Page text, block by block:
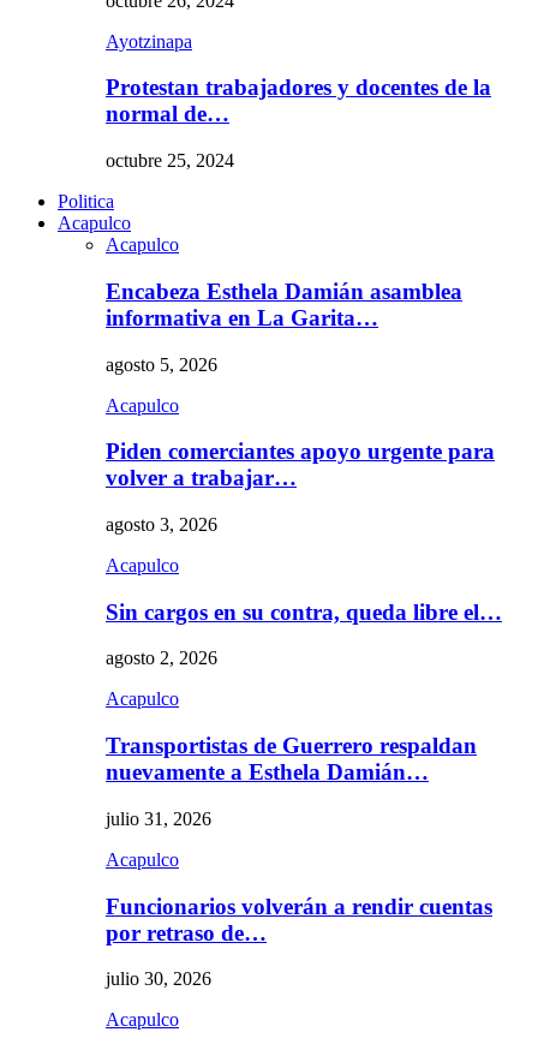
Ayotzinapa
Protestan trabajadores y docentes de la
normal de…
octubre 25, 2024
Politica
Acapulco
Acapulco
Encabeza Esthela Damián asamblea
informativa en La Garita…
agosto 5, 2026
Acapulco
Piden comerciantes apoyo urgente para
volver a trabajar…
agosto 3, 2026
Acapulco
Sin cargos en su contra, queda libre el…
agosto 2, 2026
Acapulco
Transportistas de Guerrero respaldan
nuevamente a Esthela Damián…
julio 31, 2026
Acapulco
Funcionarios volverán a rendir cuentas
por retraso de…
julio 30, 2026
Acapulco